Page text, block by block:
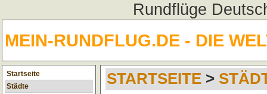
Rundflüge
MEIN-RUNDFLUG.DE - DIE
Startseite
Städte
STARTSEITE >